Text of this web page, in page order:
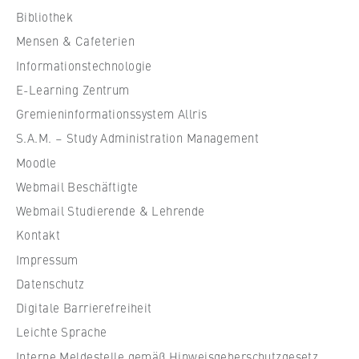
c
u
l
e
f
i
r
t
c
h
a
f
t
Bibliothek
Mensen & Cafeterien
Informationstechnologie
E-Learning Zentrum
Gremieninformationssystem Allris
S.A.M. – Study Administration Management
Moodle
Webmail Beschäftigte
Webmail Studierende & Lehrende
Kontakt
Impressum
Datenschutz
Digitale Barrierefreiheit
Leichte Sprache
connected-devices
Google Ireland Limited
Zweck:
Erlaubt das Anzeigen und Abspielen von
eingebetteten YouTube-Videos, wobei Daten
werden.
Cookie Laufzeit:
bis zu 2 Jahre
STATISTIK
Matomo